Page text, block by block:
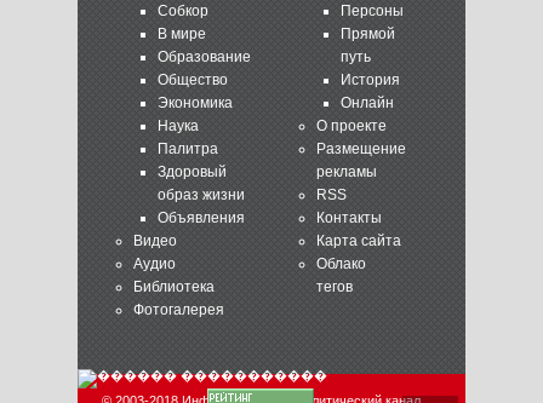
Собкор
В мире
Образование
Общество
Экономика
Наука
Палитра
Здоровый
образ жизни
Объявления
Видео
Аудио
Библиотека
Фотогалерея
Персоны
Прямой
путь
История
Онлайн
О проекте
Размещение
рекламы
RSS
Контакты
Карта сайта
Облако
тегов